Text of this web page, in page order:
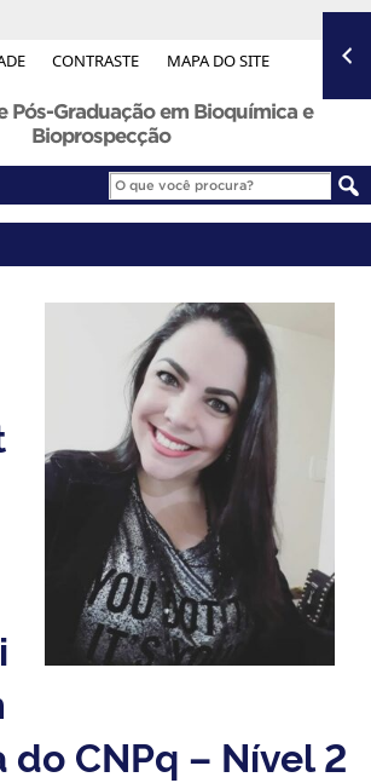
CONTRASTE MAPA DO SITE
Pós-Graduação em Bioquímica e
Bioprospecção
do CNPq – Nível 2